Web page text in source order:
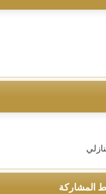
المشاركة